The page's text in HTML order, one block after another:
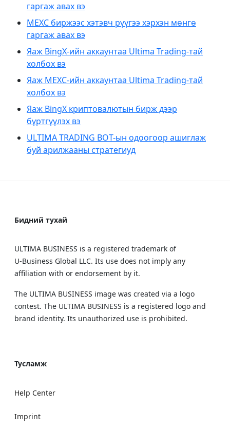
гаргаж авах вэ
MEXC биржээс хэтэвч рүүгээ хэрхэн мөнгө
гаргаж авах вэ
Яаж BingX-ийн аккаунтаа Ultima Trading-тай
холбох вэ
Яаж MEXC-ийн аккаунтаа Ultima Trading-тай
холбох вэ
Яаж BingX криптовалютын бирж дээр
бүртгүүлэх вэ
ULTIMA TRADING BOT-ын одоогоор ашиглаж
буй арилжааны стратегиуд
Бидний тухай
ULTIMA BUSINESS is a registered trademark of
U‑Business Global LLC. Its use does not imply any
affiliation with or endorsement by it.
The ULTIMA BUSINESS image was created via a logo
contest. The ULTIMA BUSINESS is a registered logo and
brand identity. Its unauthorized use is prohibited.
Тусламж
Help Center
Imprint